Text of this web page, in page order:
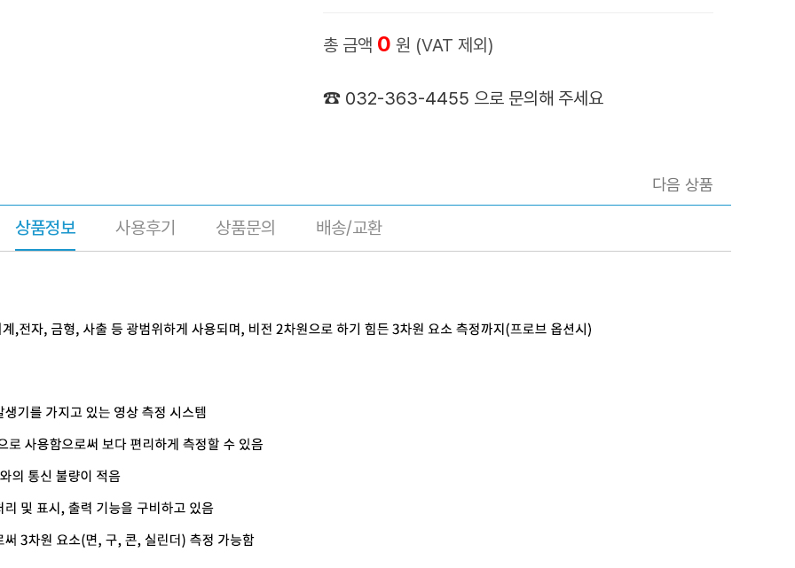
총 금액 0 원 (VAT 제외)
☎ 032-363-4455 으로 문의해 주세요
다음 상품
상품정보 사용후기 상품문의 배송/교환